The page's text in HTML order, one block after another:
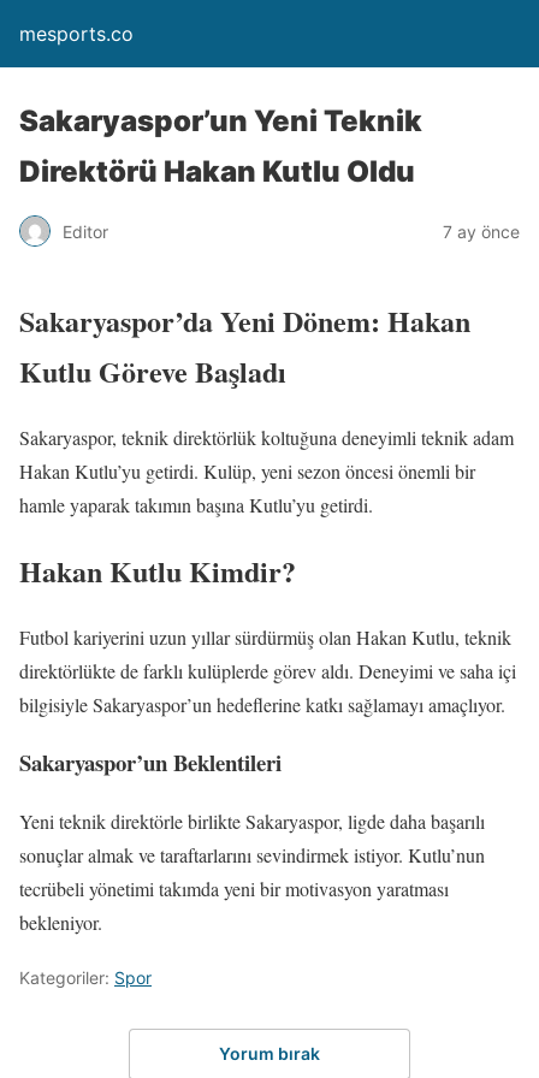
mesports.co
Sakaryaspor’un Yeni Teknik
Direktörü Hakan Kutlu Oldu
Editor 7 ay önce
Sakaryaspor’da Yeni Dönem: Hakan
Kutlu Göreve Başladı
Sakaryaspor, teknik direktörlük koltuğuna deneyimli teknik adam
Hakan Kutlu’yu getirdi. Kulüp, yeni sezon öncesi önemli bir
hamle yaparak takımın başına Kutlu’yu getirdi.
Hakan Kutlu Kimdir?
Futbol kariyerini uzun yıllar sürdürmüş olan Hakan Kutlu, teknik
direktörlükte de farklı kulüplerde görev aldı. Deneyimi ve saha içi
bilgisiyle Sakaryaspor’un hedeflerine katkı sağlamayı amaçlıyor.
Sakaryaspor’un Beklentileri
Yeni teknik direktörle birlikte Sakaryaspor, ligde daha başarılı
sonuçlar almak ve taraftarlarını sevindirmek istiyor. Kutlu’nun
tecrübeli yönetimi takımda yeni bir motivasyon yaratması
bekleniyor.
Kategoriler: Spor
Yorum bırak